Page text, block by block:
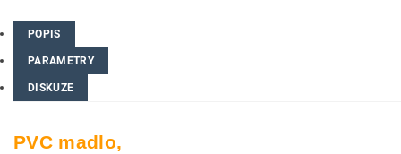
POPIS
PARAMETRY
DISKUZE
PVC madlo,